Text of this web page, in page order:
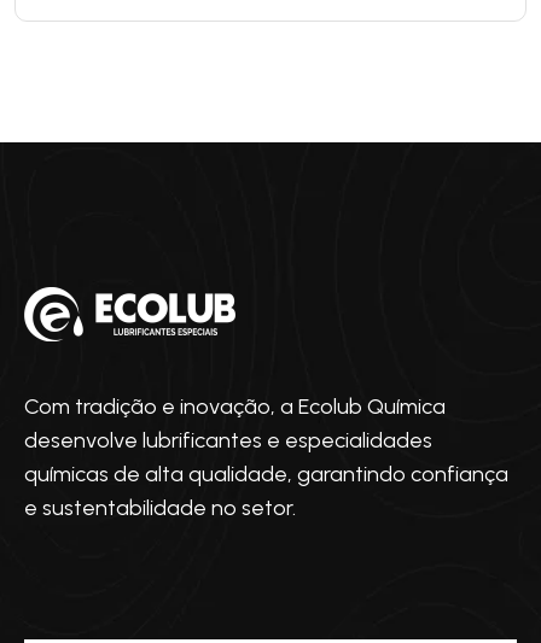
Com tradição e inovação, a Ecolub Química
desenvolve lubrificantes e especialidades
químicas de alta qualidade, garantindo confiança
e sustentabilidade no setor.